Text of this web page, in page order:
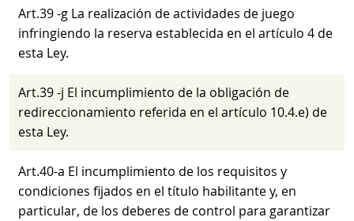
Art.39 -g La realización de actividades de juego
infringiendo la reserva establecida en el artículo 4 de
esta Ley.
Art.39 -j El incumplimiento de la obligación de
redireccionamiento referida en el artículo 10.4.e) de
esta Ley.
Art.40-a El incumplimiento de los requisitos y
condiciones fijados en el título habilitante y, en
particular, de los deberes de control para garantizar